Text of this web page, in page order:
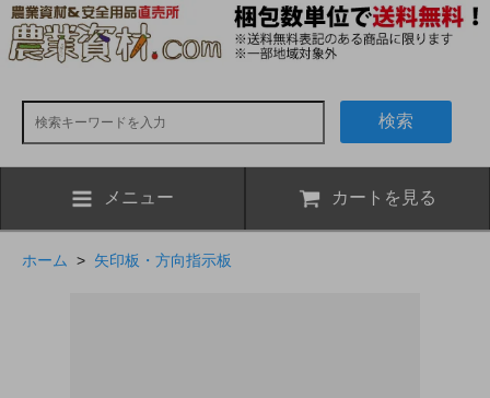
検索
メニュー カートを見る
ホーム > 矢印板・方向指示板